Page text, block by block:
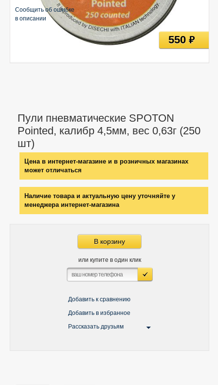
Пули пневматические SPOTON
Pointed, калибр 4,5мм, вес 0,63г (250
шт)
Цена в интернет-магазине и в розничных магазинах
может отличаться
Наличие товара и актуальную цену уточняйте у
менеджера интернет-магазина
В корзину
или купите в один клик
Добавить к сравнению
Добавить в избранное
Рассказать друзьям
Сообщить об ошибке
в описании
550руб